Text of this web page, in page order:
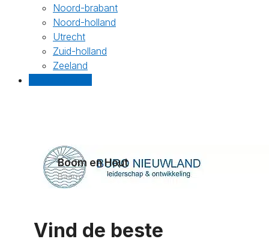
Noord-brabant
Noord-holland
Utrecht
Zuid-holland
Zeeland
Boom en Hout
Baarn
Vind de beste